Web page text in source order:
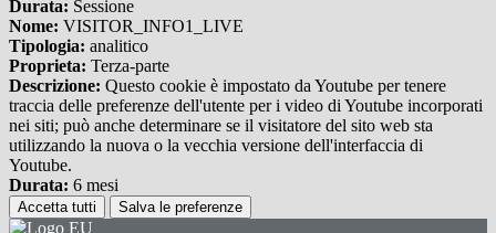
Durata: Sessione
Nome: VISITOR_INFO1_LIVE
Tipologia: analitico
Proprieta: Terza-parte
Descrizione: Questo cookie è impostato da Youtube per tenere
traccia delle preferenze dell'utente per i video di Youtube incorporati
nei siti; può anche determinare se il visitatore del sito web sta
utilizzando la nuova o la vecchia versione dell'interfaccia di
Youtube.
Durata: 6 mesi
Accetta tutti Salva le preferenze